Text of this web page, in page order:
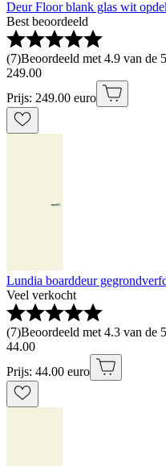
Deur Floor blank glas wit
Best beoordeeld
(7)Beoordeeld met 4.9 van de
249.00
Prijs: 249.00 euro
Lundia boarddeur
Veel verkocht
(7)Beoordeeld met 4.3 van de
44.00
Prijs: 44.00 euro